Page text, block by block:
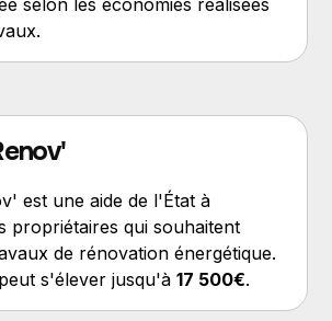
est une aide de l'État à
propriétaires qui souhaitent
de rénovation énergétique.
s'élever jusqu'à17 500€.